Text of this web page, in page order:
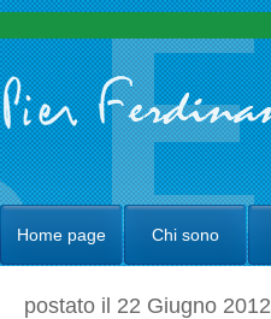
Home page Chi sono
postato il 22 Giugno 2012